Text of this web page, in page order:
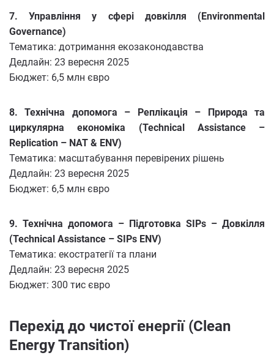
7. Управління у сфері довкілля (Environmental
Governance)
Тематика: дотримання екозаконодавства
Дедлайн: 23 вересня 2025
Бюджет: 6,5 млн євро
8. Технічна допомога – Реплікація – Природа та
циркулярна економіка (Technical Assistance –
Replication – NAT & ENV)
Тематика: масштабування перевірених рішень
Дедлайн: 23 вересня 2025
Бюджет: 6,5 млн євро
9. Технічна допомога – Підготовка SIPs – Довкілля
(Technical Assistance – SIPs ENV)
Тематика: екостратегії та плани
Дедлайн: 23 вересня 2025
Бюджет: 300 тис євро
Перехід до чистої енергії (Clean
Energy Transition)